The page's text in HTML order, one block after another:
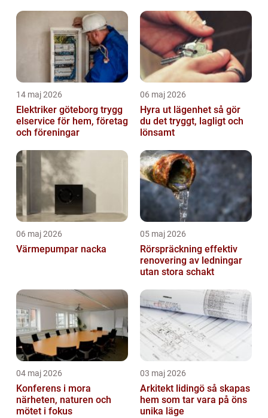
14 maj 2026
Elektriker göteborg trygg
elservice för hem, företag
och föreningar
06 maj 2026
Hyra ut lägenhet så gör
du det tryggt, lagligt och
lönsamt
06 maj 2026
Värmepumpar nacka
05 maj 2026
Rörspräckning effektiv
renovering av ledningar
utan stora schakt
04 maj 2026
Konferens i mora
närheten, naturen och
mötet i fokus
03 maj 2026
Arkitekt lidingö så skapas
hem som tar vara på öns
unika läge